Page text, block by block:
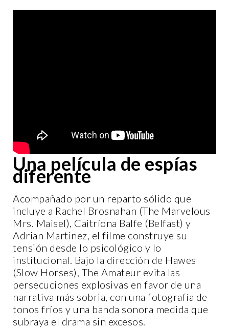
Una película de espías
diferente
Acompañado por un reparto sólido que
incluye a Rachel Brosnahan (The Marvelous
Mrs. Maisel), Caitríona Balfe (Belfast) y
Adrian Martinez, el filme construye su
tensión desde lo psicológico y lo
institucional. Bajo la dirección de Hawes
(Slow Horses), The Amateur evita las
persecuciones explosivas en favor de una
narrativa más sobria, con una fotografía de
tonos fríos y una banda sonora medida que
subraya el drama sin excesos.